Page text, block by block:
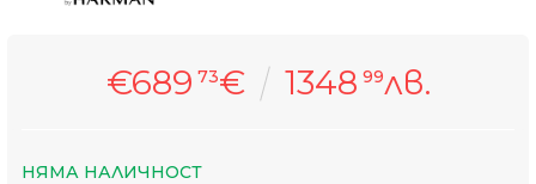
€689 73€ 1348 99лв.
НЯМА НАЛИЧНОСТ